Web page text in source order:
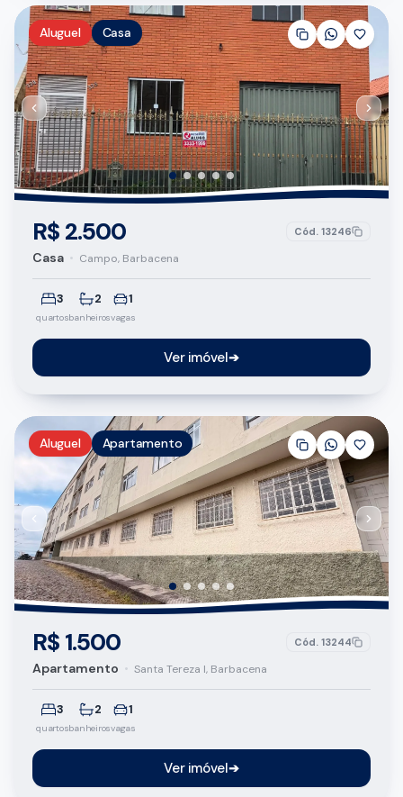
Aluguel Casa
R$ 2.500 Cód. 13246
Casa • Campo, Barbacena
3
quartos
2
banheiros
1
vagas
Ver imóvel➔
Aluguel Apartamento
R$ 1.500 Cód. 13244
Apartamento • Santa Tereza I, Barbacena
3
quartos
2
banheiros
1
vagas
Ver imóvel➔